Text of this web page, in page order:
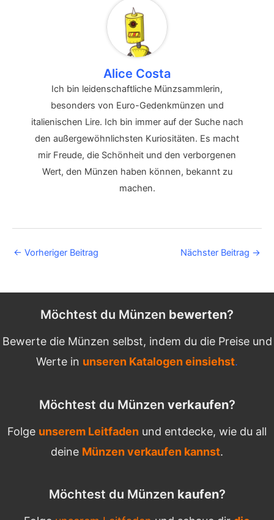
Alice Costa
Ich bin leidenschaftliche Münzsammlerin,
besonders von Euro-Gedenkmünzen und
italienischen Lire. Ich bin immer auf der Suche nach
den außergewöhnlichsten Kuriositäten. Es macht
mir Freude, die Schönheit und den verborgenen
Wert, den Münzen haben können, bekannt zu
machen.
Post
← Vorheriger Beitrag Nächster Beitrag →
Möchtest du Münzen bewerten?
Bewerte die Münzen selbst, indem du die Preise und
Werte in unseren Katalogen einsiehst.
Möchtest du Münzen verkaufen?
Folge unserem Leitfaden und entdecke, wie du all
deine Münzen verkaufen kannst.
Möchtest du Münzen kaufen?